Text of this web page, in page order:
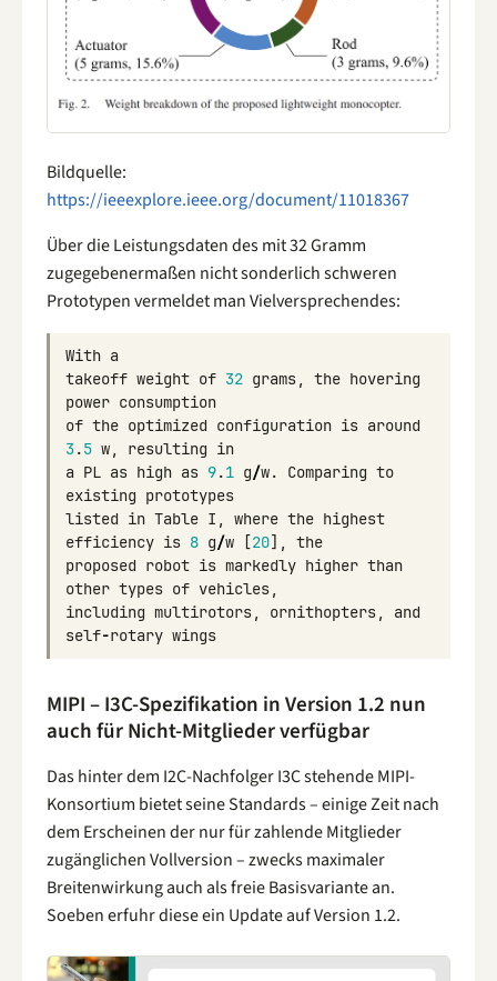
Bildquelle:
https://ieeexplore.ieee.org/document/11018367
Über die Leistungsdaten des mit 32 Gramm
zugegebenermaßen nicht sonderlich schweren
Prototypen vermeldet man Vielversprechendes:
With a
takeoff weight of 32 grams, the hovering
power consumption
of the optimized configuration is around
3.5 w, resulting in
a PL as high as 9.1 g/w. Comparing to
existing prototypes
listed in Table I , where the highest
efficiency is 8 g/w [20],
the
proposed robot is markedly higher than
other types of vehicles,
including multirotors, ornithopters,
and
self-rotary wings
MIPI – I3C-Spezifikation in Version 1.2 nun
auch für Nicht-Mitglieder verfügbar
Das hinter dem I2C-Nachfolger I3C stehende MIPI-
Konsortium bietet seine Standards – einige Zeit nach
dem Erscheinen der nur für zahlende Mitglieder
zugänglichen Vollversion – zwecks maximaler
Breitenwirkung auch als freie Basisvariante an.
Soeben erfuhr diese ein Update auf Version 1.2.